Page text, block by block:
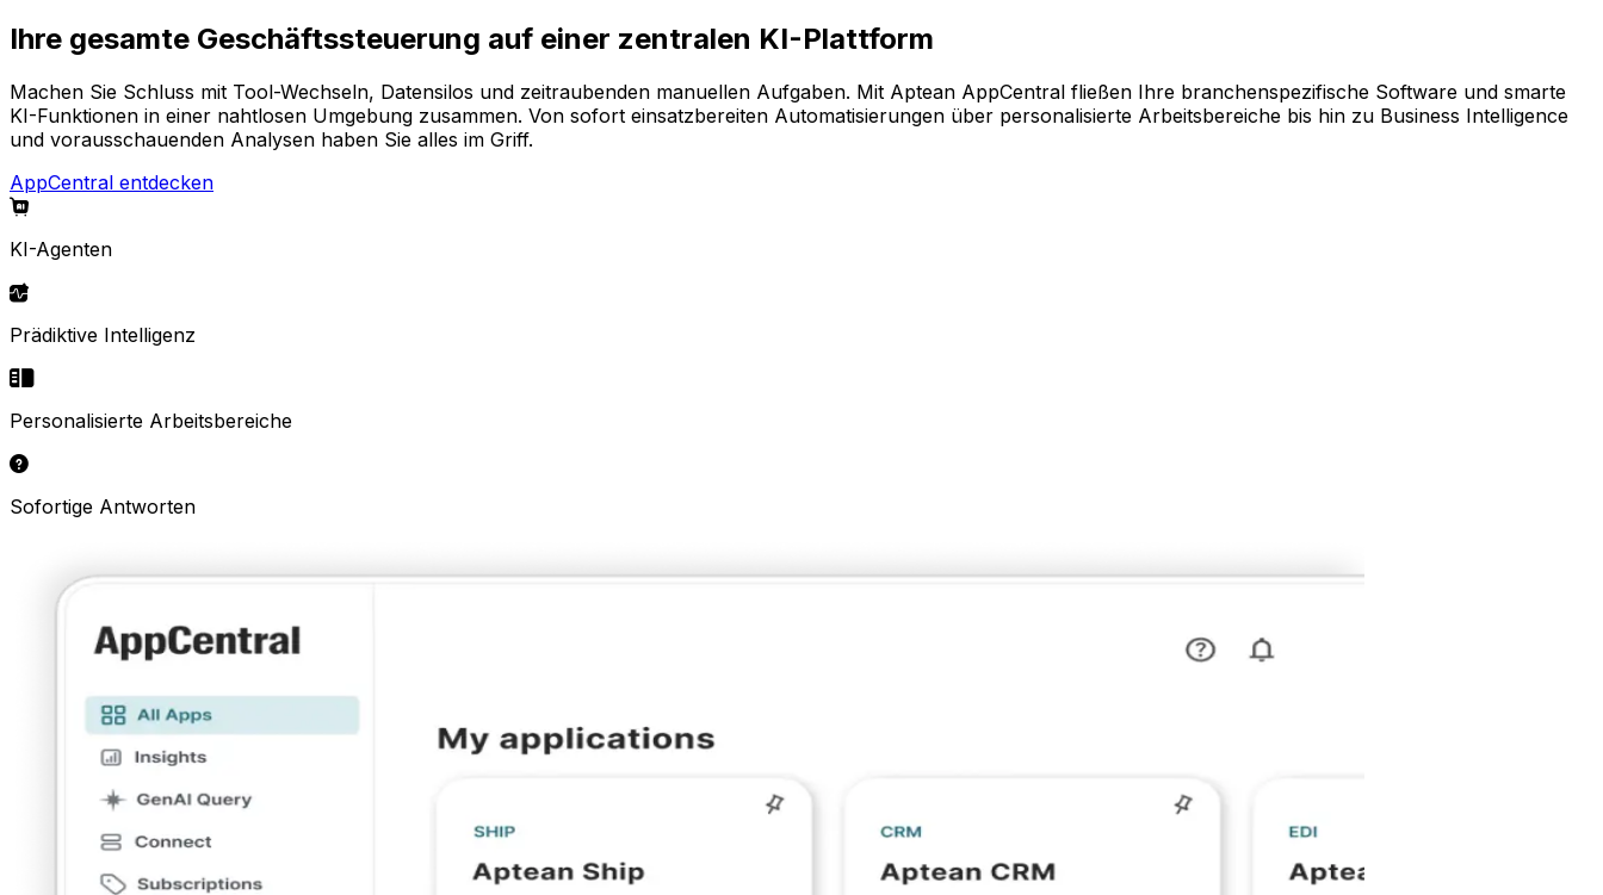
Ihre gesamte Geschäftssteuerung auf einer zentralen KI-Plattform
Machen Sie Schluss mit Tool-Wechseln, Datensilos und zeitraubenden manuellen Aufgaben. Mit Aptean AppCentral fließen Ihre branchenspezifische Software und smarte
KI-Funktionen in einer nahtlosen Umgebung zusammen. Von sofort einsatzbereiten Automatisierungen über personalisierte Arbeitsbereiche bis hin zu Business Intelligence
und vorausschauenden Analysen haben Sie alles im Griff.
AppCentral entdecken
KI-Agenten
Prädiktive Intelligenz
Personalisierte Arbeitsbereiche
Sofortige Antworten